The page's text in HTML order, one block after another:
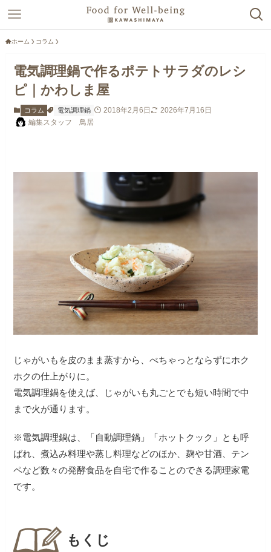
ホーム コラム
電気調理鍋で作るポテトサラダのレシ
ピ｜かわしま屋
コラム 電気調理鍋 2018年2月6日
2026年7月16日
編集スタッフ 鳥居
じゃがいもを皮のまま蒸すから、べちゃっとならずにホク
ホクの仕上がりに。
電気調理鍋を使えば、じゃがいも丸ごとでも短い時間で中
まで火が通ります。
※電気調理鍋は、「自動調理鍋」「ホットクック」とも呼
ばれ、煮込み料理や蒸し料理などのほか、麹や甘酒、テン
ペなど数々の発酵食品を自宅で作ることのできる調理家電
です。
もくじ